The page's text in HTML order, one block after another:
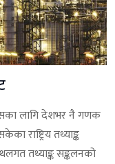
लागि देशभर नै गणक
राष्ट्रिय तथ्याङ्क
तथ्याङ्क सङ्कलनको